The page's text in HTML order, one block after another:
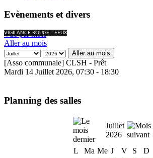
Evènements et divers
VIGILANCE ROUGE - FEUX
Vue par mois
Aller au mois
Aller au mois
[Asso communale] CLSH - Prêt
Mardi 14 Juillet 2026, 07:30 - 18:30
Planning des salles
Juillet
2026
L
Ma Me J V S
D